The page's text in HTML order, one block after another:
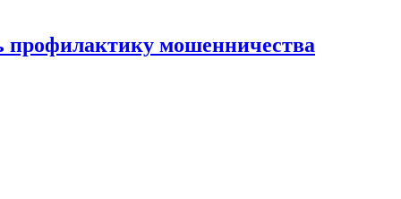
профилактику мошенничества